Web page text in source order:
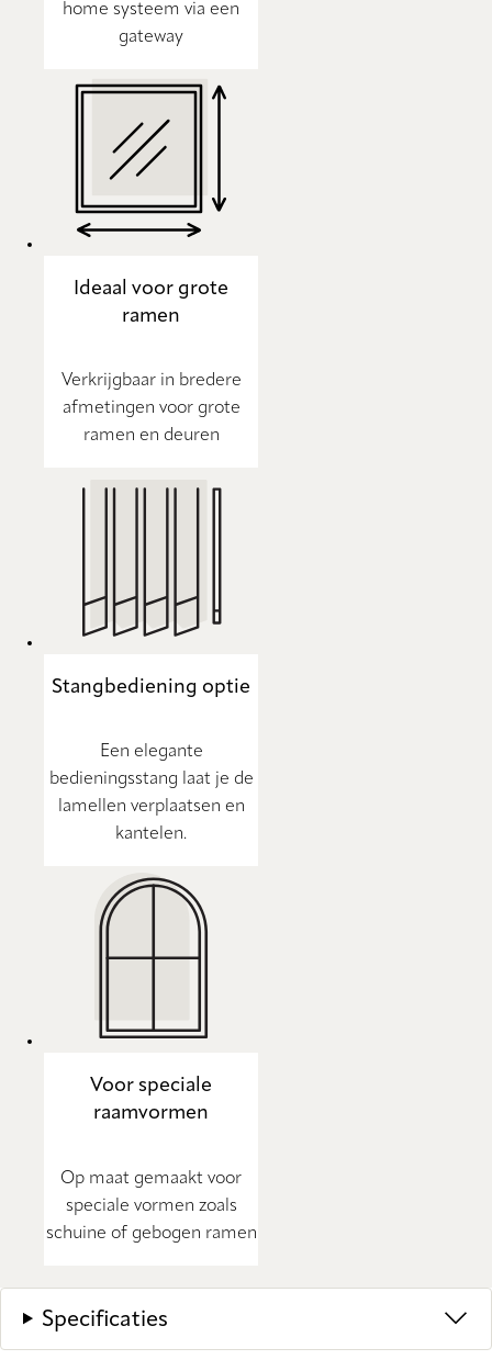
home systeem via een
gateway
Ideaal voor grote
ramen
Verkrijgbaar in bredere
afmetingen voor grote
ramen en deuren
Stangbediening optie
Een elegante
bedieningsstang laat je de
lamellen verplaatsen en
kantelen.
Voor speciale
raamvormen
Op maat gemaakt voor
speciale vormen zoals
schuine of gebogen ramen
Specificaties